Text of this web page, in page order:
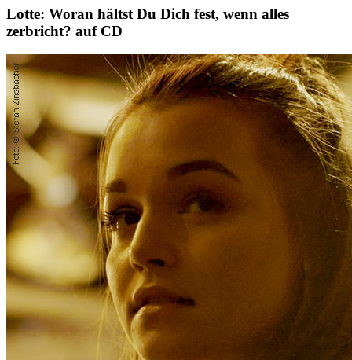
Lotte: Woran hältst Du Dich fest, wenn alles
zerbricht? auf CD